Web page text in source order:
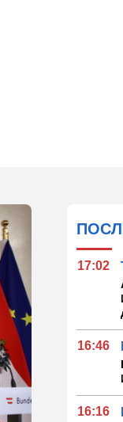
17:02
16:46
16:16